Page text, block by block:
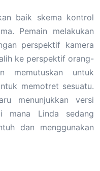
baik skema kontrol
Pemain melakukan
perspektif kamera
ke perspektif orang-
memutuskan untuk
memotret sesuatu.
menunjukkan versi
mana Linda sedang
dan menggunakan